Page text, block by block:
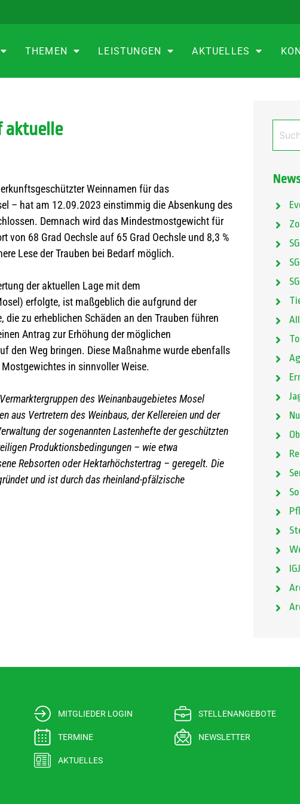
THEMEN LEISTUNGEN AKTUELLES
aktuelle
Weinnamen für das
– hat am 12.09.2023 einstimmig die Absenkung des
Demnach wird das Mindestmostgewicht für
68 Grad Oechsle auf 65 Grad Oechsle und 8,3 %
Lese der Trauben bei Bedarf möglich.
der aktuellen Lage mit dem
erfolgte, ist maßgeblich die aufgrund der
zu erheblichen Schäden an den Trauben führen
Antrag zur Erhöhung der möglichen
den Weg bringen. Diese Maßnahme wurde ebenfalls
in sinnvoller Weise.
des Weinanbaugebietes Mosel
aus Vertretern des Weinbaus, der Kellereien und der
der sogenannten Lastenhefte der geschützten
Produktionsbedingungen – wie etwa
Rebsorten oder Hektarhöchstertrag – geregelt. Die
und ist durch das rheinland-pfälzische
MITGLIEDER LOGIN
TERMINE
AKTUELLES
STELLENANGEBOTE
NEWSLETTER